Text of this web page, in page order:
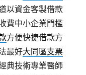
以資金客製借款
費中小企業門檻
方便快捷借款方
最好大同區支票
典技術專業醫師